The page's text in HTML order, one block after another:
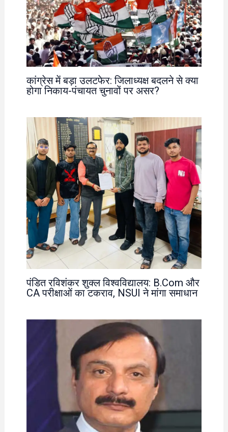
कांग्रेस में बड़ा उलटफेर: जिलाध्यक्ष बदलने से क्या
होगा निकाय-पंचायत चुनावों पर असर?
पंडित रविशंकर शुक्ल विश्वविद्यालय: B.Com और
CA परीक्षाओं का टकराव, NSUI ने मांगा समाधान